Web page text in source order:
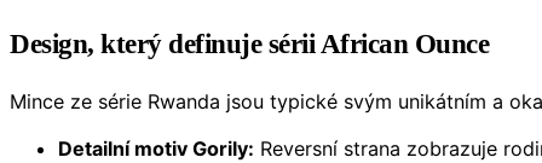
Design, který definuje sérii African Ounce
Mince ze série Rwanda jsou typické svým unikátním a
Detailní motiv Gorily: Reversní strana zobrazuje